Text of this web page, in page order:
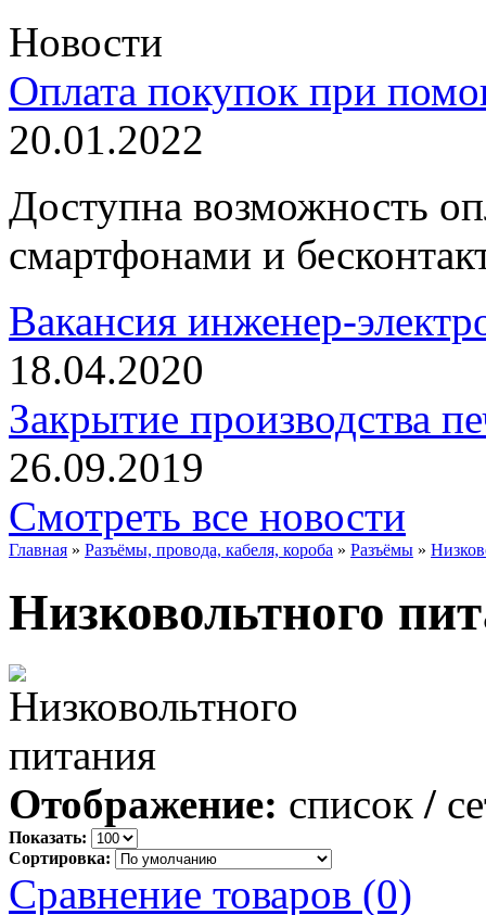
Новости
Оплата покупок при
20.01.2022
Доступна возможность
смартфонами и
Вакансия инженер-
18.04.2020
Закрытие производства
26.09.2019
Смотреть все новости
Главная » Разъёмы, провода, кабеля, короба » Разъёмы »
Низковольтного
Отображение: список /
Показать:
Сортировка:
Сравнение товаров (0)